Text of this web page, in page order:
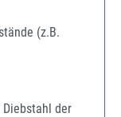
(z.B.
der